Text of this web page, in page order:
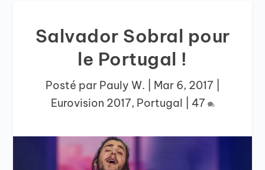
Salvador Sobral pour
le Portugal !
Posté par Pauly W. Mar 6, 2017|
Eurovision 2017, Portugal 47